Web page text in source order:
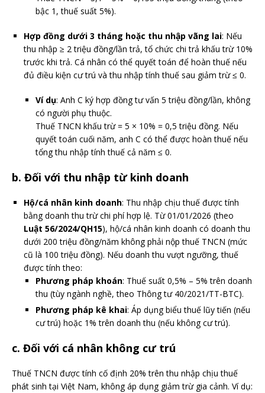
bậc 1, thuế suất 5%).
Hợp đồng dưới 3 tháng hoặc thu nhập vãng lai: Nếu
thu nhập ≥ 2 triệu đồng/lần trả, tổ chức chi trả khấu trừ 10%
trước khi trả. Cá nhân có thể quyết toán để hoàn thuế nếu
đủ điều kiện cư trú và thu nhập tính thuế sau giảm trừ ≤ 0.
Ví dụ: Anh C ký hợp đồng tư vấn 5 triệu đồng/lần, không
có người phụ thuộc.
Thuế TNCN khấu trừ = 5 × 10% = 0,5 triệu đồng. Nếu
quyết toán cuối năm, anh C có thể được hoàn thuế nếu
tổng thu nhập tính thuế cả năm ≤ 0.
b. Đối với thu nhập từ kinh doanh
Hộ/cá nhân kinh doanh: Thu nhập chịu thuế được tính
bằng doanh thu trừ chi phí hợp lệ. Từ 01/01/2026 (theo
Luật 56/2024/QH15), hộ/cá nhân kinh doanh có doanh thu
dưới 200 triệu đồng/năm không phải nộp thuế TNCN (mức
cũ là 100 triệu đồng). Nếu doanh thu vượt ngưỡng, thuế
được tính theo:
Phương pháp khoán: Thuế suất 0,5% – 5% trên doanh
thu (tùy ngành nghề, theo Thông tư 40/2021/TT-BTC).
Phương pháp kê khai: Áp dụng biểu thuế lũy tiến (nếu
cư trú) hoặc 1% trên doanh thu (nếu không cư trú).
c. Đối với cá nhân không cư trú
Thuế TNCN được tính cố định 20% trên thu nhập chịu thuế
phát sinh tại Việt Nam, không áp dụng giảm trừ gia cảnh. Ví dụ: